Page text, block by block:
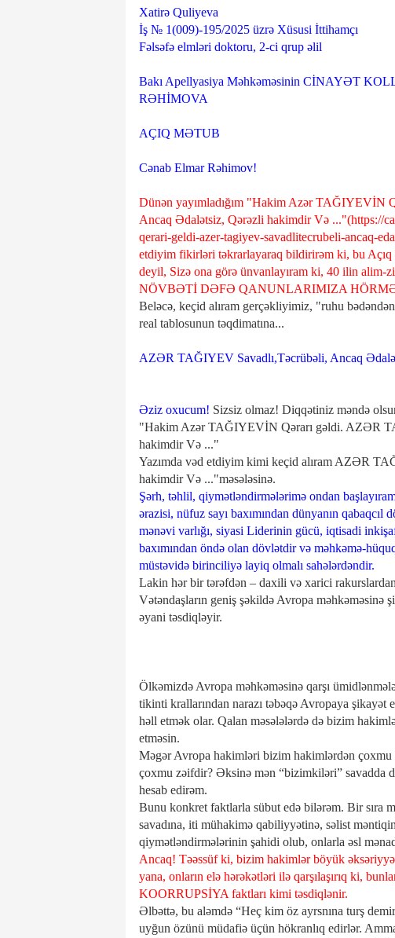
Xatirə Quliyeva
İş № 1(009)-195/2025 üzrə Xüsusi İttihamçı
Fəlsəfə elmləri doktoru, 2-ci qrup əlil
Bakı Apellyasiya Məhkəməsinin CİNAYƏT
RƏHİMOVA
AÇIQ MƏTUB
Cənab Elmar Rəhimov!
Dünən yayımladığım "Hakim Azər TAĞIYEVİN
Ancaq Ədalətsiz, Qərəzli hakimdir Və ..."(https://
qerari-geldi-azer-tagiyev-savadlitecrubeli-ancaq-
etdiyim fikirləri təkrarlayaraq bildirirəm ki, bu
deyil, Sizə ona görə ünvanlayıram ki, 40 ilin alim-
NÖVBƏTİ DƏFƏ QANUNLARIMIZA
Beləcə, keçid alıram gerçəkliyimiz, "ruhu
real tablosunun təqdimatına...
AZƏR TAĞIYEV Savadlı,Təcrübəli, Ancaq
Əziz oxucum! Sizsiz olmaz! Diqqətiniz məndə
"Hakim Azər TAĞIYEVİN Qərarı gəldi. AZƏR
hakimdir Və ..."
Yazımda vəd etdiyim kimi keçid alıram AZƏR
hakimdir Və ..."məsələsinə.
Şərh, təhlil, qiymətləndirmələrimə ondan
ərazisi, nüfuz sayı baxımından dünyanın
mənəvi varlığı, siyasi Liderinin gücü, iqtisadi
baxımından öndə olan dövlətdir və məhkəmə-
müstəvidə birinciliyə layiq olmalı sahələrdəndir.
Lakin hər bir tərəfdən – daxili və xarici
Vətəndaşların geniş şəkildə Avropa məhkəməsinə
əyani təsdiqləyir.
Ölkəmizdə Avropa məhkəməsinə qarşı
tikinti krallarından narazı təbəqə Avropaya şikayət
həll etmək olar. Qalan məsələlərdə də bizim
etməsin.
Məgər Avropa hakimləri bizim hakimlərdən çoxmu
çoxmu zəifdir? Əksinə mən “bizimkiləri” savadda
hesab edirəm.
Bunu konkret faktlarla sübut edə bilərəm. Bir sıra
savadına, iti mühakimə qabiliyyətinə, səlist
qiymətləndirmələrinin şahidi olub, onlarla əsl
Ancaq! Təəssüf ki, bizim hakimlər böyük
yana, onların elə hərəkətləri ilə qarşılaşırıq ki,
KOORRUPSİYA faktları kimi təsdiqlənir.
Əlbəttə, bu aləmdə “Heç kim öz ayrsnına turş
uyğun özünü müdafiə üçün hökranlıq edirlər.